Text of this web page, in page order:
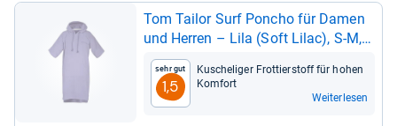
Tom Tai­lor Surf Pon­cho für Damen
und Her­ren – Lila (Soft Lilac), S-​M,
100% Baum­wolle
Sehr gut
1,5
Kusche­li­ger Frot­tier­stoff für hohen
Kom­fort
Weiterlesen